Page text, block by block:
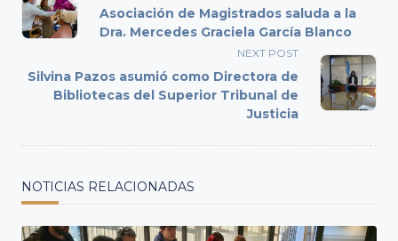
class="nav-
subtitle
reader-
text">Page</span>
Asociación de Magistrados saluda a la
Dra. Mercedes Graciela García Blanco
NEXT POST
Silvina Pazos asumió como Directora de
Bibliotecas del Superior Tribunal de
Justicia
NOTICIAS RELACIONADAS